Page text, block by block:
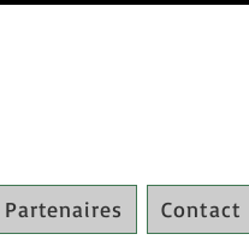
Partenaires Contact